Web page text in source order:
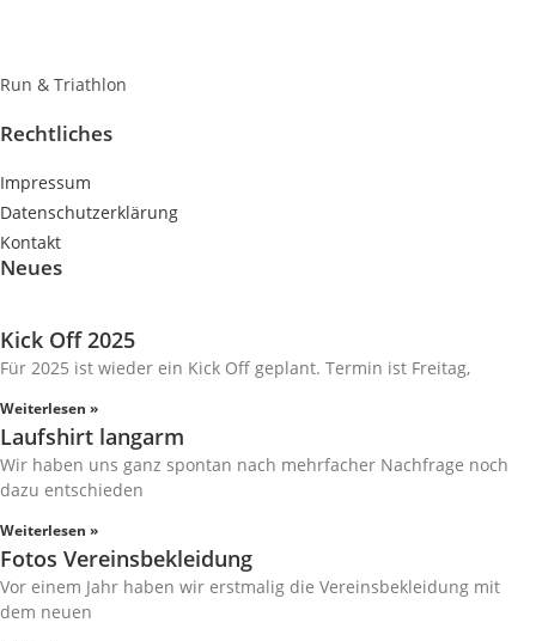
Run & Triathlon
Rechtliches
Impressum
Datenschutzerklärung
Kontakt
Neues
Kick Off 2025
Für 2025 ist wieder ein Kick Off geplant. Termin ist Freitag,
Weiterlesen »
Laufshirt langarm
Wir haben uns ganz spontan nach mehrfacher Nachfrage noch
dazu entschieden
Weiterlesen »
Fotos Vereinsbekleidung
Vor einem Jahr haben wir erstmalig die Vereinsbekleidung mit
dem neuen